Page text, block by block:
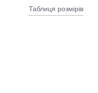
Таблиця розмірів